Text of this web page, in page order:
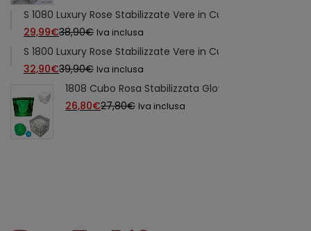
attuale
è:
23,90€.
originale
era:
26,99€.
S 1080 Luxury Rose Stabilizzate Vere in Cubo più Spesso
29,99€Il
prezzo
attuale
è:
29,99€.
38,90€ Il
prezzo
originale
era:
38,90€.
Iva inclusa
S 1800 Luxury Rose Stabilizzate Vere in Cubo più Spesso
32,90€Il
prezzo
attuale
39,90€ Il
prezzo
originale
Iva inclusa
1808 Cubo Rosa Stabilizzata Glow fosforescente
26,80€Il
27,80€ IlIva inclusa